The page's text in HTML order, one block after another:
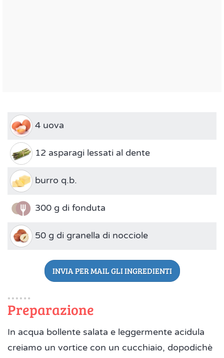
4 uova
12 asparagi lessati al dente
burro q.b.
300 g di fonduta
50 g di granella di nocciole
INVIA PER MAIL GLI INGREDIENTI
Preparazione
In acqua bollente salata e leggermente acidula
creiamo un vortice con un cucchiaio, dopodichè